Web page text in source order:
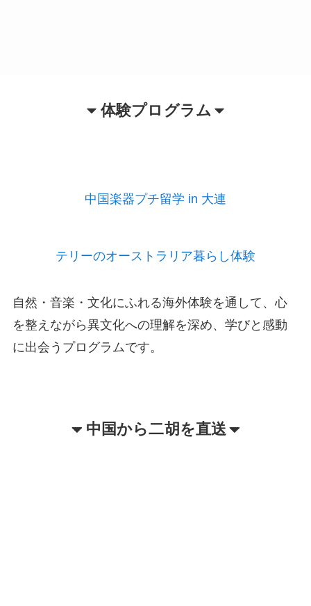
体験プログラム
中国楽器プチ留学 in 大連
テリーのオーストラリア暮らし体験
自然・音楽・文化にふれる海外体験を通して、心
を整えながら異文化への理解を深め、学びと感動
に出会うプログラムです。
中国から二胡を直送